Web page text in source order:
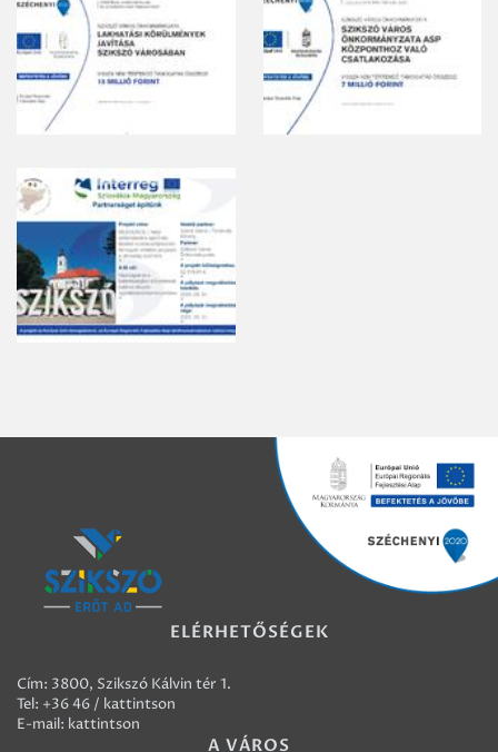
ELÉRHETŐSÉGEK
Cím: 3800, Szikszó Kálvin tér 1.
Tel: +36 46 / kattintson
E-mail: kattintson
A VÁROS